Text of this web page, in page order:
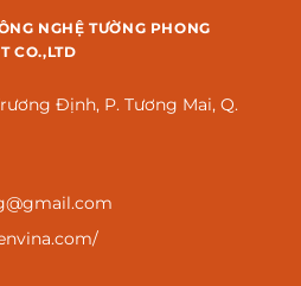
NGHỆ TƯỜNG PHONG
CO.,LTD
Định, P. Tương Mai, Q.